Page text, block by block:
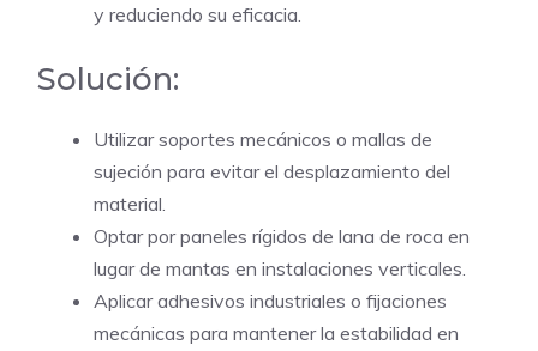
y reduciendo su eficacia.
Solución:
Utilizar soportes mecánicos o mallas de
sujeción para evitar el desplazamiento del
material.
Optar por paneles rígidos de lana de roca en
lugar de mantas en instalaciones verticales.
Aplicar adhesivos industriales o fijaciones
mecánicas para mantener la estabilidad en